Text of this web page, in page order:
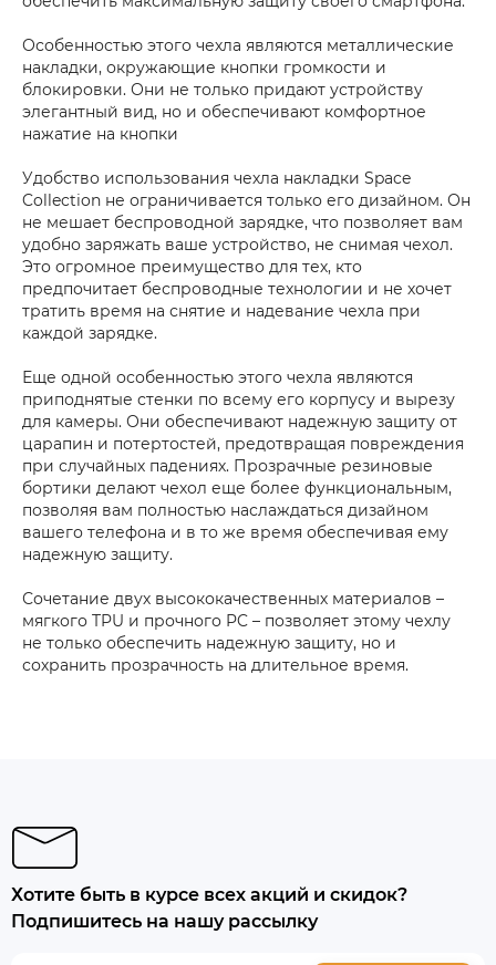
Особенностью этого чехла являются металлические
накладки, окружающие кнопки громкости и
блокировки. Они не только придают устройству
элегантный вид, но и обеспечивают комфортное
нажатие на кнопки
Удобство использования чехла накладки Space
Collection не ограничивается только его дизайном. Он
не мешает беспроводной зарядке, что позволяет вам
удобно заряжать ваше устройство, не снимая чехол.
Это огромное преимущество для тех, кто
предпочитает беспроводные технологии и не хочет
тратить время на снятие и надевание чехла при
каждой зарядке.
Еще одной особенностью этого чехла являются
приподнятые стенки по всему его корпусу и вырезу
для камеры. Они обеспечивают надежную защиту от
царапин и потертостей, предотвращая повреждения
при случайных падениях. Прозрачные резиновые
бортики делают чехол еще более функциональным,
позволяя вам полностью наслаждаться дизайном
вашего телефона и в то же время обеспечивая ему
надежную защиту.
Сочетание двух высококачественных материалов –
мягкого TPU и прочного PC – позволяет этому чехлу
не только обеспечить надежную защиту, но и
сохранить прозрачность на длительное время.
Хотите быть в курсе всех акций и скидок?
Подпишитесь на нашу рассылку